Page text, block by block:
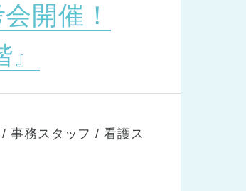
開催！
事務スタッフ / 看護ス